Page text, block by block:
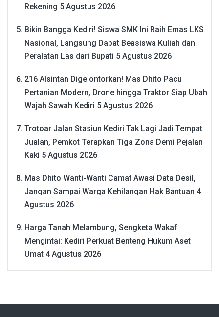
Rekening 5 Agustus 2026
Bikin Bangga Kediri! Siswa SMK Ini Raih Emas LKS
Nasional, Langsung Dapat Beasiswa Kuliah dan
Peralatan Las dari Bupati 5 Agustus 2026
216 Alsintan Digelontorkan! Mas Dhito Pacu
Pertanian Modern, Drone hingga Traktor Siap Ubah
Wajah Sawah Kediri 5 Agustus 2026
Trotoar Jalan Stasiun Kediri Tak Lagi Jadi Tempat
Jualan, Pemkot Terapkan Tiga Zona Demi Pejalan
Kaki 5 Agustus 2026
Mas Dhito Wanti-Wanti Camat Awasi Data Desil,
Jangan Sampai Warga Kehilangan Hak Bantuan 4
Agustus 2026
Harga Tanah Melambung, Sengketa Wakaf
Mengintai: Kediri Perkuat Benteng Hukum Aset
Umat 4 Agustus 2026